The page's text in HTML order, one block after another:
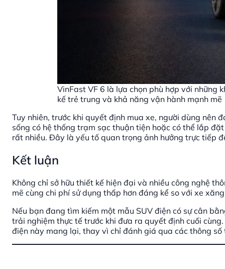
VinFast VF 6 là lựa chọn phù hợp với những
kế trẻ trung và khả năng vận hành mạnh mẽ
Tuy nhiên, trước khi quyết định mua xe, người dùng nên
sống có hệ thống trạm sạc thuận tiện hoặc có thể lắp
rất nhiều. Đây là yếu tố quan trọng ảnh hưởng trực tiếp
Kết luận
Không chỉ sở hữu thiết kế hiện đại và nhiều công nghệ
mẽ cùng chi phí sử dụng thấp hơn đáng kể so với xe
Nếu bạn đang tìm kiếm một mẫu SUV điện có sự cân
trải nghiệm thực tế trước khi đưa ra quyết định cuối
điện này mang lại, thay vì chỉ đánh giá qua các thông số